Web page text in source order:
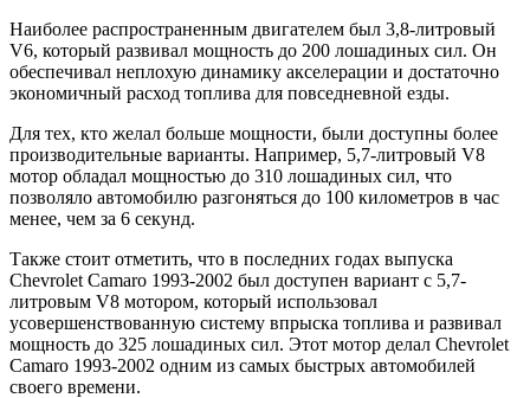
Наиболее распространенным двигателем был 3,8-литровый
V6, который развивал мощность до 200 лошадиных сил. Он
обеспечивал неплохую динамику акселерации и достаточно
экономичный расход топлива для повседневной езды.
Для тех, кто желал больше мощности, были доступны более
производительные варианты. Например, 5,7-литровый V8
мотор обладал мощностью до 310 лошадиных сил, что
позволяло автомобилю разгоняться до 100 километров в час
менее, чем за 6 секунд.
Также стоит отметить, что в последних годах выпуска
Chevrolet Camaro 1993-2002 был доступен вариант с 5,7-
литровым V8 мотором, который использовал
усовершенствованную систему впрыска топлива и развивал
мощность до 325 лошадиных сил. Этот мотор делал Chevrolet
Camaro 1993-2002 одним из самых быстрых автомобилей
своего времени.